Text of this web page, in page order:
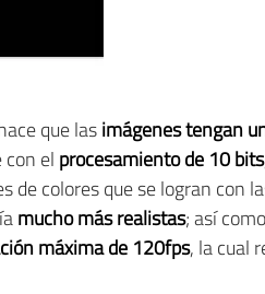
que lasimágenes tengan
el procesamiento de 10 bits
de colores que se logran con
mucho más realistas; así como
máxima de 120fps, la cual